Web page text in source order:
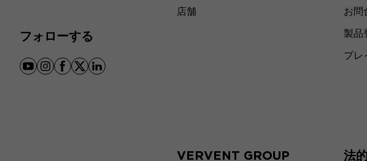
フォローする
youtube
instagram
facebook
x linkedin
店舗
お問
製品
プレ
VERVENT GROUP 法